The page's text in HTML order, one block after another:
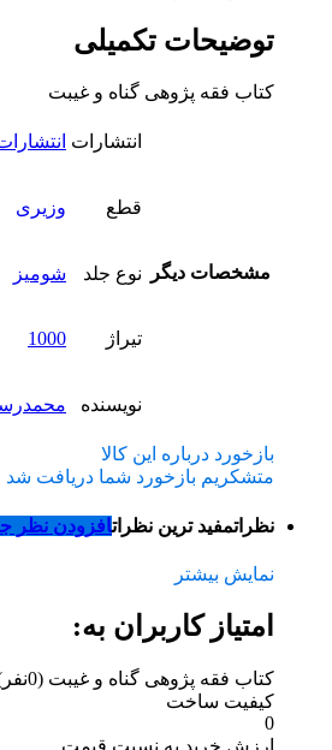
توضیحات تکمیلی
کتاب فقه پژوهی گناه و غیبت
مشخصات دیگر
انتشارات
قطع وزیری
نوع جلد شومیز
تیراژ 1000
نویسنده
بازخورد درباره این کالا
متشکریم بازخورد شما دریافت شد
نظراتمفید ترین نظراتافزودن نظر
نمایش بیشتر
امتیاز کاربران به:
کتاب فقه پژوهی گناه و غیبت (0نفر)
کیفیت ساخت
0
ارزش خرید به نسبت قیمت